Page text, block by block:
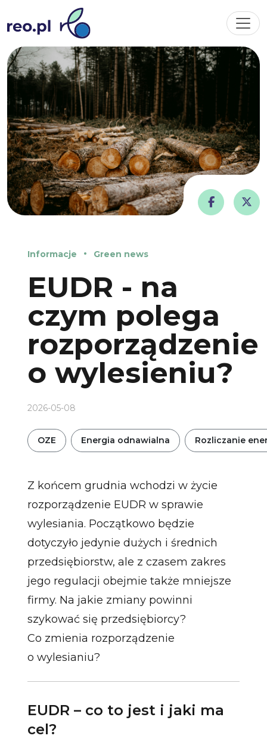
Informacje Green news
EUDR - na
czym polega
rozporządzenie
o wylesieniu?
2026-05-08
OZE Energia odnawialna Rozliczanie
Z końcem grudnia wchodzi w życie
rozporządzenie EUDR w sprawie
wylesiania. Początkowo będzie
dotyczyło jedynie dużych i średnich
przedsiębiorstw, ale z czasem zakres
jego regulacji obejmie także mniejsze
firmy. Na jakie zmiany powinni
szykować się przedsiębiorcy?
Co zmienia rozporządzenie
o wylesianiu?
EUDR – co to jest i jaki ma
cel?